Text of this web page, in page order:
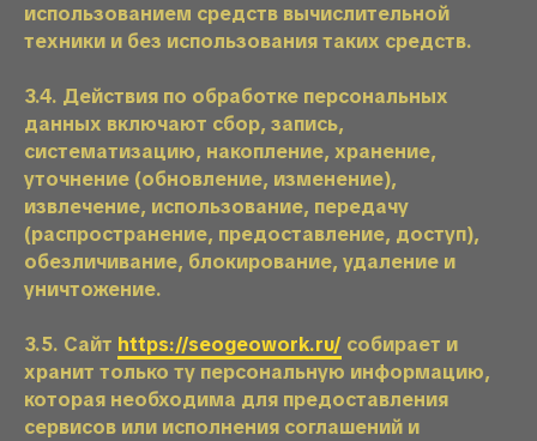
использованием средств вычислительной
техники и без использования таких средств.
3.4. Действия по обработке персональных
данных включают сбор, запись,
систематизацию, накопление, хранение,
уточнение (обновление, изменение),
извлечение, использование, передачу
(распространение, предоставление, доступ),
обезличивание, блокирование, удаление и
уничтожение.
3.5. Сайт https://seogeowork.ru/ собирает и
хранит только ту персональную информацию,
которая необходима для предоставления
сервисов или исполнения соглашений и